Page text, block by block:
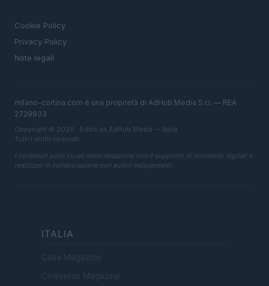
Cookie Policy
Privacy Policy
Note legali
milano-cortina.com è una proprietà di AdHub Media S.r.l. — REA
2729933
Copyright © 2026 · Edito da AdHub Media — Italia
Tutti i diritti riservati
I contenuti sono curati dalla redazione con il supporto di strumenti digitali e
realizzati in collaborazione con autori indipendenti.
ITALIA
Casa Magazine
Cineverse Magazine